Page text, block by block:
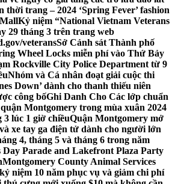
thời trang – 2024 ‘Spring Fever’ fashion
Kỷ niệm “National Vietnam Veterans
29 tháng 3 trên trang web
veteransSở Cảnh sát Thành phố
Wheel Locks miễn phí vào Thứ Bảy
Rockville City Police Department từ 9
Nhóm và Cá nhân đoạt giải cuộc thi
Down’ dành cho thanh thiếu niên
công bốGhi Danh Cho Các lớp chuẩn
Montgomery trong mùa xuân 2024
3 lúc 1 giờ chiềuQuận Montgomery mở
xe tay ga điện tử dành cho người lớn
4, tháng 5 và tháng 6 trong năm
Day Parade and Lakefront Plaza Party
Montgomery County Animal Services
niệm 10 năm phục vụ và giảm chi phí